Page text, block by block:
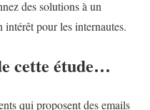
des solutions à un
pour les internautes.
cette étude…
qui proposent des emails